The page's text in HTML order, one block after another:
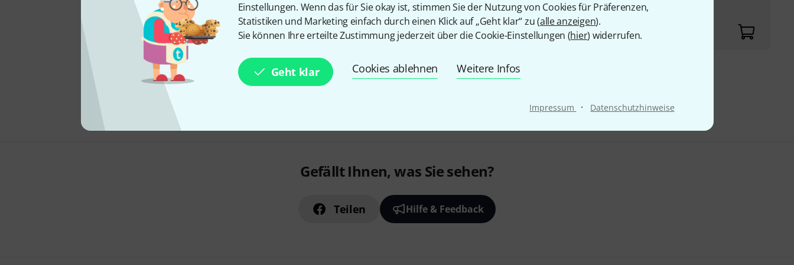
Einstellungen. Wenn das für Sie okay ist, stimmen Sie der Nutzung von Cookies für Präferenzen,
Statistiken und Marketing einfach durch einen Klick auf „Geht klar“ zu (alle anzeigen).
Sie können Ihre erteilte Zustimmung jederzeit über die Cookie-Einstellungen (hier) widerrufen.
Geht klar Cookies ablehnen Weitere Infos
Impressum · Datenschutzhinweise
Auf Anfrage
Kostenloser Versand ab 29 €
Gefällt Ihnen, was Sie sehen?
Teilen Hilfe & Feedback